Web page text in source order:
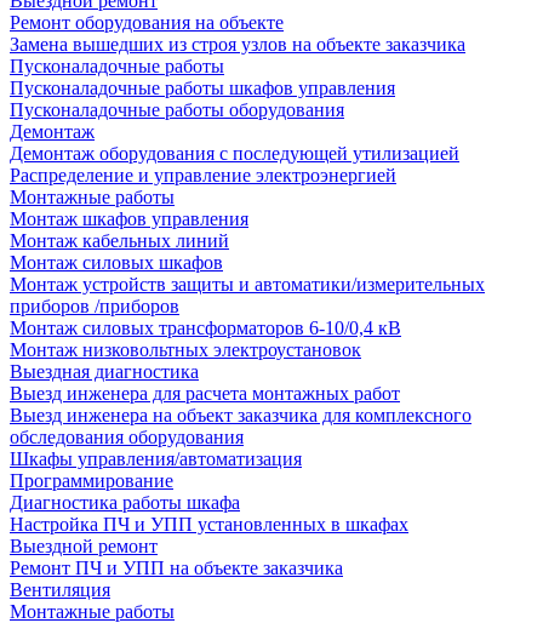
Ремонт оборудования на объекте
Замена вышедших из строя узлов на объекте заказчика
Пусконаладочные работы
Пусконаладочные работы шкафов управления
Пусконаладочные работы оборудования
Демонтаж
Демонтаж оборудования с последующей утилизацией
Распределение и управление электроэнергией
Монтажные работы
Монтаж шкафов управления
Монтаж кабельных линий
Монтаж силовых шкафов
Монтаж устройств защиты и автоматики/измерительных
приборов /приборов
Монтаж силовых трансформаторов 6-10/0,4 кВ
Монтаж низковольтных электроустановок
Выездная диагностика
Выезд инженера для расчета монтажных работ
Выезд инженера на объект заказчика для комплексного
обследования оборудования
Шкафы управления/автоматизация
Программирование
Диагностика работы шкафа
Настройка ПЧ и УПП установленных в шкафах
Выездной ремонт
Ремонт ПЧ и УПП на объекте заказчика
Вентиляция
Монтажные работы